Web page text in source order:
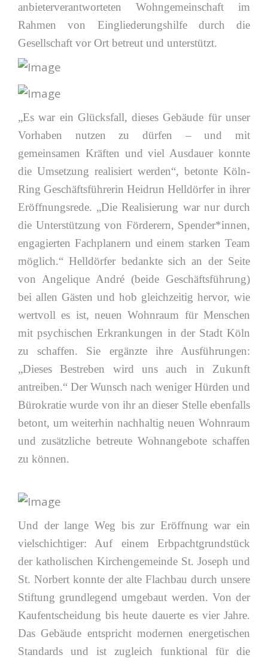
anbieterverantworteten Wohngemeinschaft im
Rahmen von Eingliederungshilfe durch die
Gesellschaft vor Ort betreut und unterstützt.
„Es war ein Glücksfall, dieses Gebäude für unser
Vorhaben nutzen zu dürfen – und mit
gemeinsamen Kräften und viel Ausdauer konnte
die Umsetzung realisiert werden“, betonte Köln-
Ring Geschäftsführerin Heidrun Helldörfer in ihrer
Eröffnungsrede. „Die Realisierung war nur durch
die Unterstützung von Förderern, Spender*innen,
engagierten Fachplanern und einem starken Team
möglich.“ Helldörfer bedankte sich an der Seite
von Angelique André (beide Geschäftsführung)
bei allen Gästen und hob gleichzeitig hervor, wie
wertvoll es ist, neuen Wohnraum für Menschen
mit psychischen Erkrankungen in der Stadt Köln
zu schaffen. Sie ergänzte ihre Ausführungen:
„Dieses Bestreben wird uns auch in Zukunft
antreiben.“ Der Wunsch nach weniger Hürden und
Bürokratie wurde von ihr an dieser Stelle ebenfalls
betont, um weiterhin nachhaltig neuen Wohnraum
und zusätzliche betreute Wohnangebote schaffen
zu können.
Und der lange Weg bis zur Eröffnung war ein
vielschichtiger: Auf einem Erbpachtgrundstück
der katholischen Kirchengemeinde St. Joseph und
St. Norbert konnte der alte Flachbau durch unsere
Stiftung grundlegend umgebaut werden. Von der
Kaufentscheidung bis heute dauerte es vier Jahre.
Das Gebäude entspricht modernen energetischen
Standards und ist zugleich funktional für die